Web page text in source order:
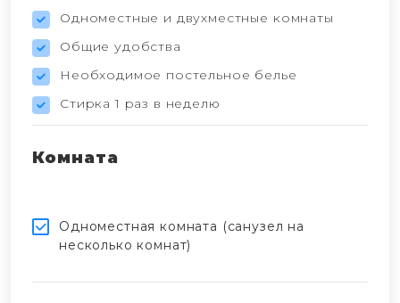
Одноместные и двухместные комнаты
Общие удобства
Необходимое постельное белье
Стирка 1 раз в неделю
Комната
Одноместная комната (санузел на
несколько комнат)